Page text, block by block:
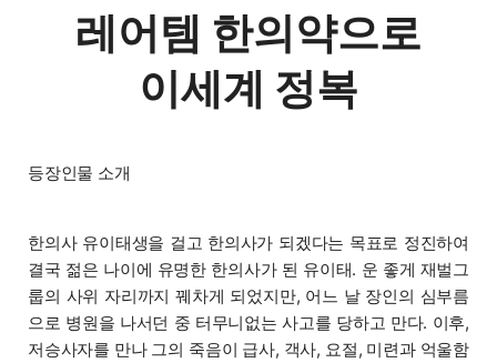
레어템 한의약으로
이세계 정복
등장인물 소개
한의사 유이태생을 걸고 한의사가 되겠다는 목표로 정진하여
결국 젊은 나이에 유명한 한의사가 된 유이태. 운 좋게 재벌그
룹의 사위 자리까지 꿰차게 되었지만, 어느 날 장인의 심부름
으로 병원을 나서던 중 터무니없는 사고를 당하고 만다. 이후,
저승사자를 만나 그의 죽음이 급사, 객사, 요절, 미련과 억울함